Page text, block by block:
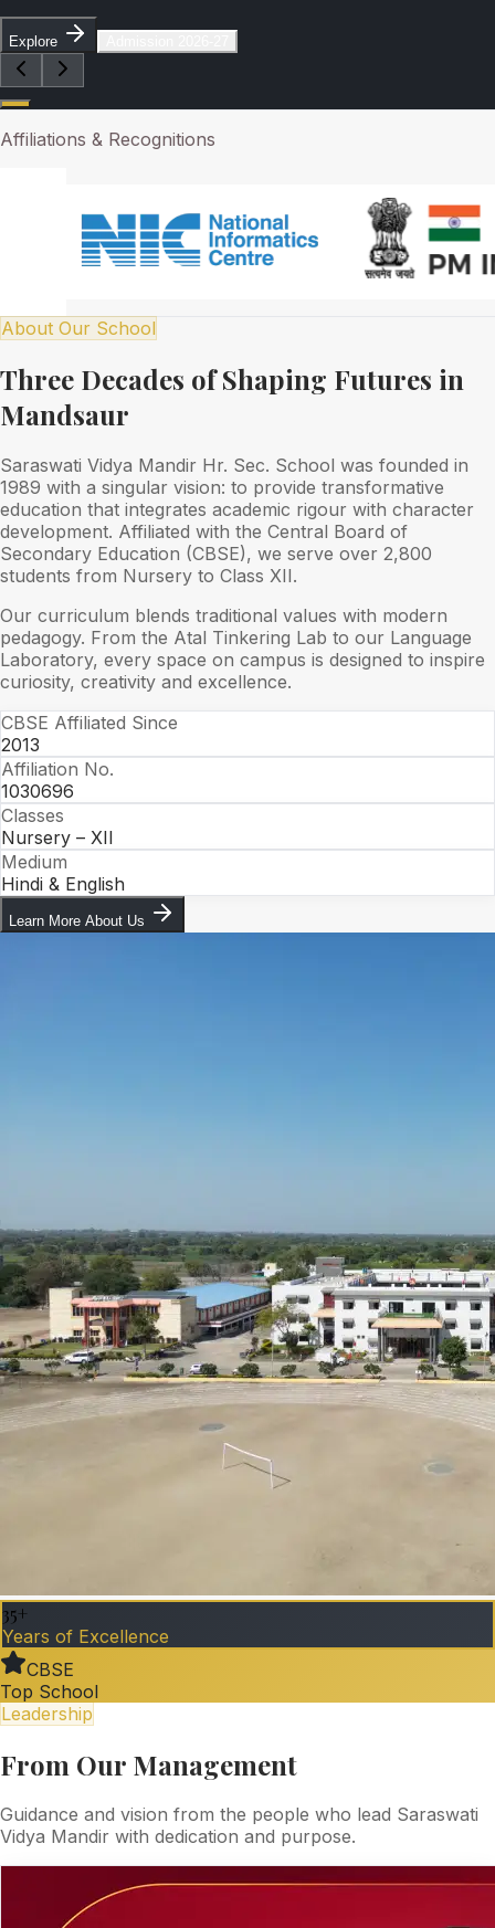
Explore
Affiliations & Recognitions
About Our School
Three Decades of Shaping Futures in
Mandsaur
Saraswati Vidya Mandir Hr. Sec. School was founded in
1989 with a singular vision: to provide transformative
education that integrates academic rigour with character
development. Affiliated with the Central Board of
Secondary Education (CBSE), we serve over 2,800
students from Nursery to Class XII.
Our curriculum blends traditional values with modern
pedagogy. From the Atal Tinkering Lab to our Language
Laboratory, every space on campus is designed to inspire
curiosity, creativity and excellence.
CBSE Affiliated Since
2013
Affiliation No.
1030696
Classes
Nursery – XII
Medium
Hindi & English
Learn More About Us
35+
Years of Excellence
CBSE
Top School
Leadership
From Our Management
Guidance and vision from the people who lead Saraswati
Vidya Mandir with dedication and purpose.